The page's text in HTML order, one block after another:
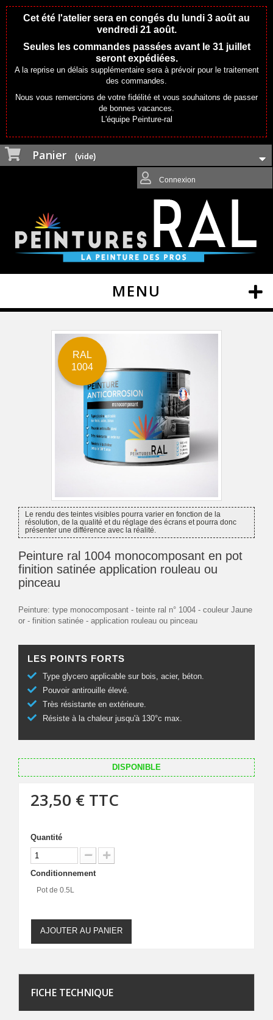
Cet été l'atelier sera en congés du lundi 3 août au
vendredi 21 août.
Seules les commandes passées avant le 31 juillet
seront expédiées.
A la reprise un délais supplémentaire sera à prévoir pour le traitement
des commandes.
Nous vous remercions de votre fidélité et vous souhaitons de passer
de bonnes vacances.
L'équipe Peinture-ral
Panier (vide)
Connexion
MENU
RAL
1004
Le rendu des teintes visibles pourra varier en fonction de la
résolution, de la qualité et du réglage des écrans et pourra donc
présenter une différence avec la réalité.
Peinture ral 1004 monocomposant en pot
finition satinée application rouleau ou
pinceau
Peinture: type monocomposant - teinte ral n° 1004 - couleur Jaune
or - finition satinée - application rouleau ou pinceau
LES POINTS FORTS
Type glycero applicable sur bois, acier, béton.
Pouvoir antirouille élevé.
Très résistante en extérieure.
Résiste à la chaleur jusqu'à 130°c max.
DISPONIBLE
23,50 € TTC
Quantité
Conditionnement
Pot de 0.5L
AJOUTER AU PANIER
FICHE TECHNIQUE